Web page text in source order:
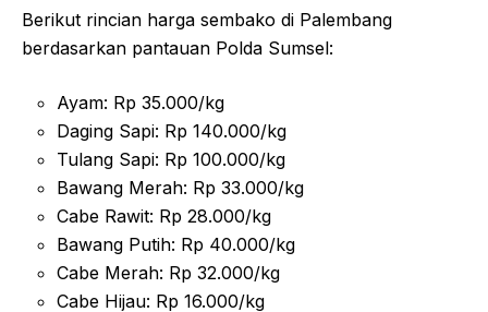
Berikut rincian harga sembako di Palembang
berdasarkan pantauan Polda Sumsel:
Ayam: Rp 35.000/kg
Daging Sapi: Rp 140.000/kg
Tulang Sapi: Rp 100.000/kg
Bawang Merah: Rp 33.000/kg
Cabe Rawit: Rp 28.000/kg
Bawang Putih: Rp 40.000/kg
Cabe Merah: Rp 32.000/kg
Cabe Hijau: Rp 16.000/kg